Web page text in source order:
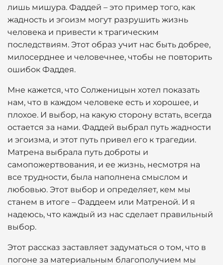
лишь мишура. Фаддей – это пример того, как
жадность и эгоизм могут разрушить жизнь
человека и привести к трагическим
последствиям. Этот образ учит нас быть добрее,
милосерднее и человечнее, чтобы не повторить
ошибок Фаддея.
Мне кажется, что Солженицын хотел показать
нам, что в каждом человеке есть и хорошее, и
плохое. И выбор, на какую сторону встать, всегда
остается за нами. Фаддей выбрал путь жадности
и эгоизма, и этот путь привел его к трагедии.
Матрена выбрала путь доброты и
самопожертвования, и ее жизнь, несмотря на
все трудности, была наполнена смыслом и
любовью. Этот выбор и определяет, кем мы
станем в итоге – Фаддеем или Матреной. И я
надеюсь, что каждый из нас сделает правильный
выбор.
Этот рассказ заставляет задуматься о том, что в
погоне за материальным благополучием мы